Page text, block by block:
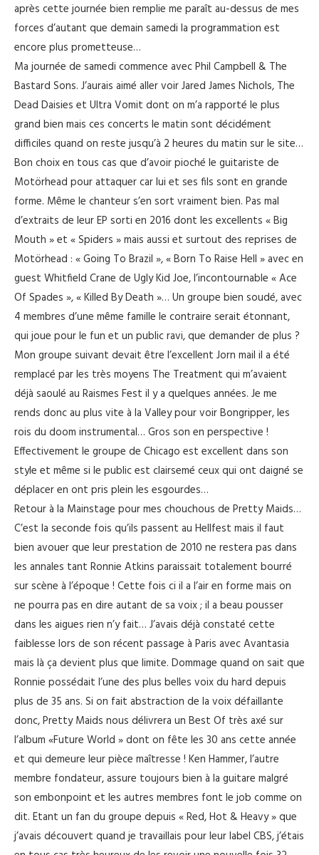
après cette journée bien remplie me paraît au-dessus de mes
forces d’autant que demain samedi la programmation est
encore plus prometteuse…
Ma journée de samedi commence avec Phil Campbell & The
Bastard Sons. J’aurais aimé aller voir Jared James Nichols, The
Dead Daisies et Ultra Vomit dont on m’a rapporté le plus
grand bien mais ces concerts le matin sont décidément
difficiles quand on reste jusqu’à 2 heures du matin sur le site…
Bon choix en tous cas que d’avoir pioché le guitariste de
Motörhead pour attaquer car lui et ses fils sont en grande
forme. Même le chanteur s’en sort vraiment bien. Pas mal
d’extraits de leur EP sorti en 2016 dont les excellents « Big
Mouth » et « Spiders » mais aussi et surtout des reprises de
Motörhead : « Going To Brazil », « Born To Raise Hell » avec en
guest Whitfield Crane de Ugly Kid Joe, l’incontournable « Ace
Of Spades », « Killed By Death »… Un groupe bien soudé, avec
4 membres d’une même famille le contraire serait étonnant,
qui joue pour le fun et un public ravi, que demander de plus ?
Mon groupe suivant devait être l’excellent Jorn mail il a été
remplacé par les très moyens The Treatment qui m’avaient
déjà saoulé au Raismes Fest il y a quelques années. Je me
rends donc au plus vite à la Valley pour voir Bongripper, les
rois du doom instrumental… Gros son en perspective !
Effectivement le groupe de Chicago est excellent dans son
style et même si le public est clairsemé ceux qui ont daigné se
déplacer en ont pris plein les esgourdes…
Retour à la Mainstage pour mes chouchous de Pretty Maids…
C’est la seconde fois qu’ils passent au Hellfest mais il faut
bien avouer que leur prestation de 2010 ne restera pas dans
les annales tant Ronnie Atkins paraissait totalement bourré
sur scène à l’époque ! Cette fois ci il a l’air en forme mais on
ne pourra pas en dire autant de sa voix ; il a beau pousser
dans les aigues rien n’y fait… J’avais déjà constaté cette
faiblesse lors de son récent passage à Paris avec Avantasia
mais là ça devient plus que limite. Dommage quand on sait que
Ronnie possédait l’une des plus belles voix du hard depuis
plus de 35 ans. Si on fait abstraction de la voix défaillante
donc, Pretty Maids nous délivrera un Best Of très axé sur
l’album «Future World » dont on fête les 30 ans cette année
et qui demeure leur pièce maîtresse ! Ken Hammer, l’autre
membre fondateur, assure toujours bien à la guitare malgré
son embonpoint et les autres membres font le job comme on
dit. Etant un fan du groupe depuis « Red, Hot & Heavy » que
j’avais découvert quand je travaillais pour leur label CBS, j’étais